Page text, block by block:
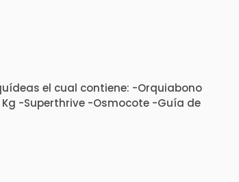
el cual contiene: -Orquiabono
-Superthrive -Osmocote -Guía de